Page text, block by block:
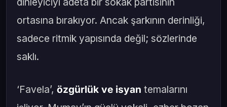
ortasına bırakıyor. Ancak şarkının derinliği,
sadece ritmik yapısında değil; sözlerinde
saklı.
‘Favela’, özgürlük ve isyan temalarını